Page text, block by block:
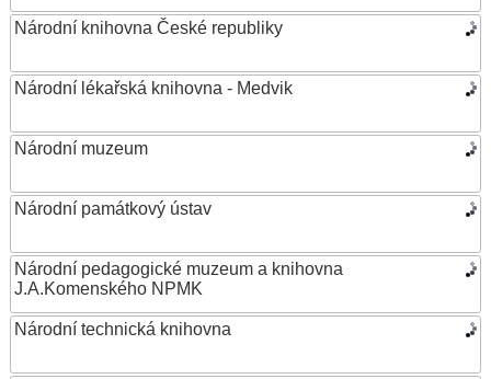
Národní knihovna České republiky
Národní lékařská knihovna - Medvik
Národní muzeum
Národní památkový ústav
Národní pedagogické muzeum a knihovna
J.A.Komenského NPMK
Národní technická knihovna